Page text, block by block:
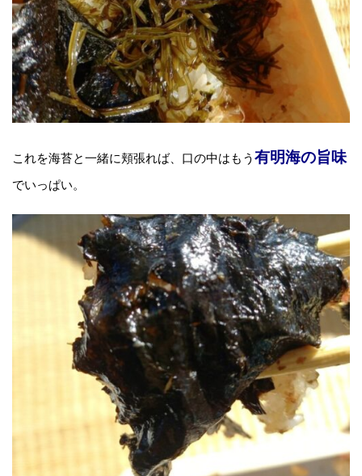
これを海苔と一緒に頬張れば、口の中はもう有明海の旨味
でいっぱい。